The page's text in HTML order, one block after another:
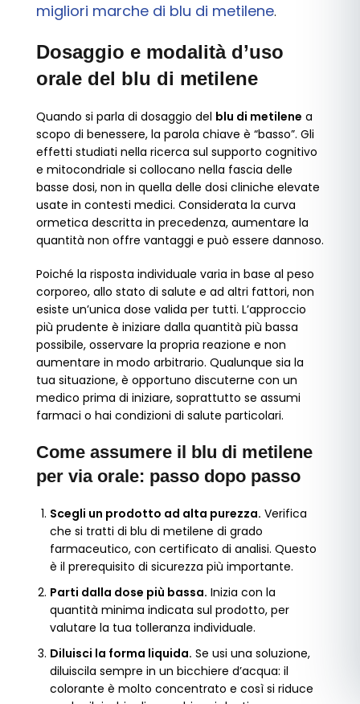
migliori marche di blu di metilene.
Dosaggio e modalità d’uso
orale del blu di metilene
Quando si parla di dosaggio del blu di metilene a
scopo di benessere, la parola chiave è “basso”. Gli
effetti studiati nella ricerca sul supporto cognitivo
e mitocondriale si collocano nella fascia delle
basse dosi, non in quella delle dosi cliniche elevate
usate in contesti medici. Considerata la curva
ormetica descritta in precedenza, aumentare la
quantità non offre vantaggi e può essere dannoso.
Poiché la risposta individuale varia in base al peso
corporeo, allo stato di salute e ad altri fattori, non
esiste un’unica dose valida per tutti. L’approccio
più prudente è iniziare dalla quantità più bassa
possibile, osservare la propria reazione e non
aumentare in modo arbitrario. Qualunque sia la
tua situazione, è opportuno discuterne con un
medico prima di iniziare, soprattutto se assumi
farmaci o hai condizioni di salute particolari.
Come assumere il blu di metilene
per via orale: passo dopo passo
Scegli un prodotto ad alta purezza. Verifica
che si tratti di blu di metilene di grado
farmaceutico, con certificato di analisi. Questo
è il prerequisito di sicurezza più importante.
Parti dalla dose più bassa. Inizia con la
quantità minima indicata sul prodotto, per
valutare la tua tolleranza individuale.
Diluisci la forma liquida. Se usi una soluzione,
diluiscila sempre in un bicchiere d’acqua: il
colorante è molto concentrato e così si riduce